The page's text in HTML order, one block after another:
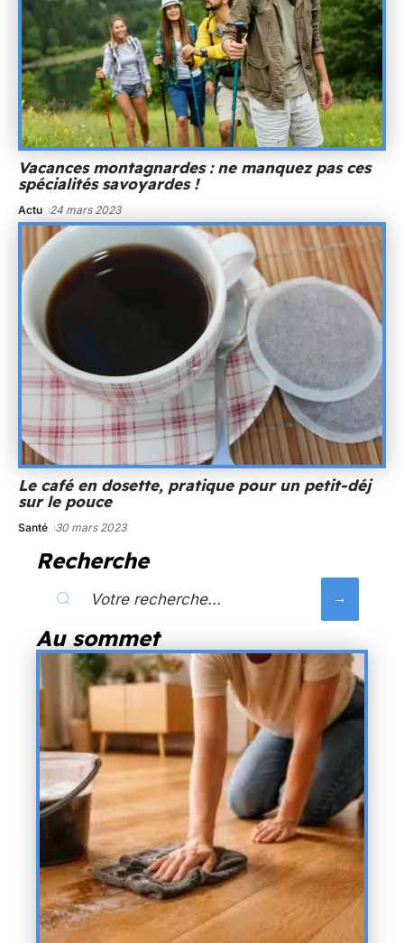
Vacances montagnardes : ne manquez pas ces
spécialités savoyardes !
Actu 24 mars 2023
Le café en dosette, pratique pour un petit-déj
sur le pouce
Santé 30 mars 2023
Recherche
Au sommet